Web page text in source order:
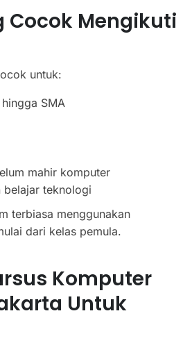
Cocok Mengikuti
untuk:
SMA
mahir komputer
belajar teknologi
terbiasa menggunakan
dari kelas pemula.
Komputer
Untuk